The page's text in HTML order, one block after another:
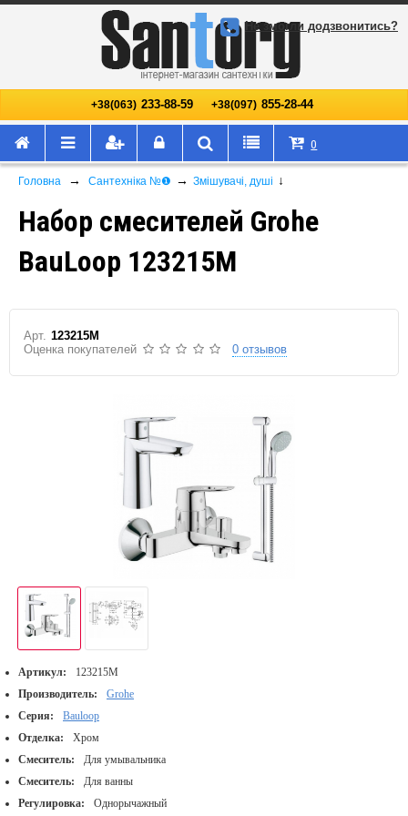
+38(063) 233-88-59 +38(097) 855-28-44
Не змогли додзвонитись?
0
Головна → Сантехніка №❶ → Змішувачі, душі ↓
Набор смесителей Grohe
BauLoop 123215M
Арт. 123215M
Оценка покупателей
0 отзывов
Артикул:
123215M
Производитель:
Grohe
Серия:
Bauloop
Отделка:
Хром
Смеситель:
Для умывальника
Смеситель:
Для ванны
Регулировка:
Однорычажный